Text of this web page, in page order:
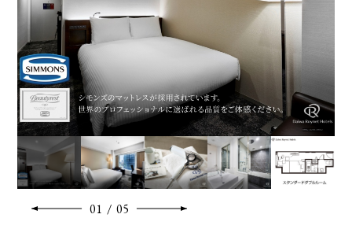
※画像はイメージです。
※画像はイメージです。
01 / 05